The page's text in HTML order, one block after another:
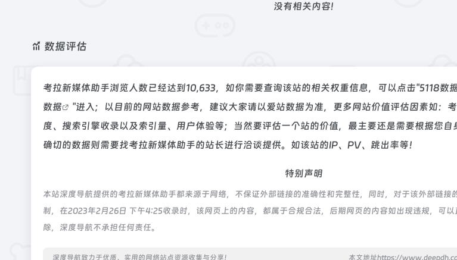
没有相关内容!
数据评估
考拉新媒体助手浏览人数已经达到10,633，如你需要查询该站的相关权重信息，可以点击"5118数
数据
"进入；以目前的网站数据参考，建议大家请以爱站数据为准，更多网站价值评估因素如：
度、搜索引擎收录以及索引量、用户体验等；当然要评估一个站的价值，最主要还是需要根据您自
确切的数据则需要找考拉新媒体助手的站长进行洽谈提供。如该站的IP、PV、跳出率等！
特别声明
本站深度导航提供的考拉新媒体助手都来源于网络，不保证外部链接的准确性和完整性，同时，对于该外部链接
制，在2023年2月26日 下午4:25收录时，该网页上的内容，都属于合规合法，后期网页的内容如出现违规，可
除，深度导航不承担任何责任。
深度导航致力于优质、实用的网络站点资源收集与分享！ 本文地址https://